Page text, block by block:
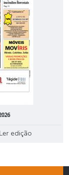
Ler edição